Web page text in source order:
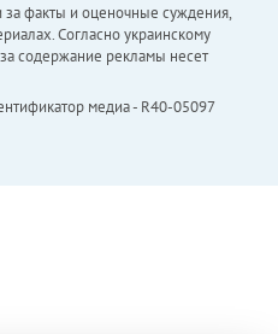
за факты и оценочные суждения,
Согласно украинскому
за содержание рекламы несет
медиа - R40-05097